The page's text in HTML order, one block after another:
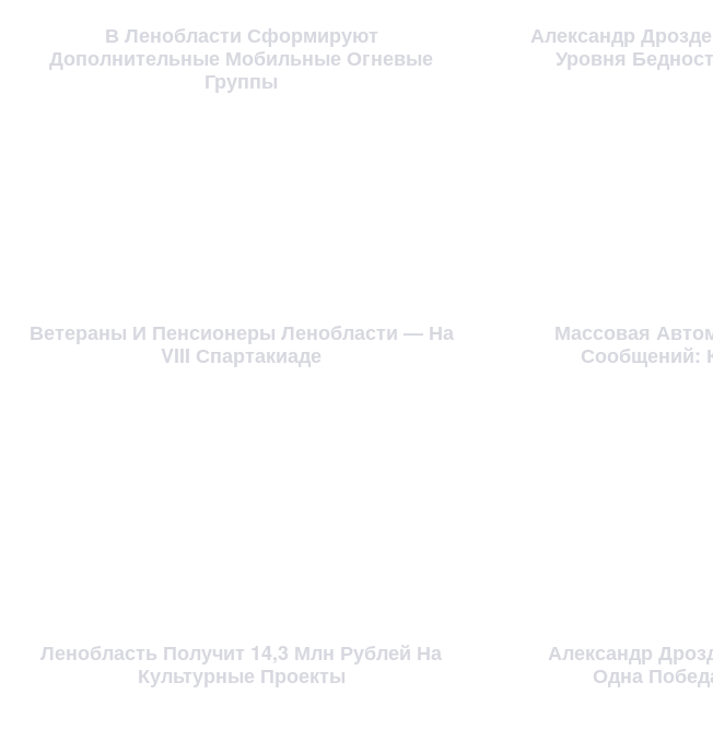
В Ленобласти Сформируют
Дополнительные Мобильные Огневые
Группы
Александр
Уровня
Ветераны И Пенсионеры Ленобласти — На
VIII Спартакиаде
Массовая
Сообщений:
Ленобласть Получит 14,3 Млн Рублей На
Культурные Проекты
Александр
Одна